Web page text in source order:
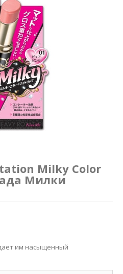
Milky Color
Милки
им насыщенный